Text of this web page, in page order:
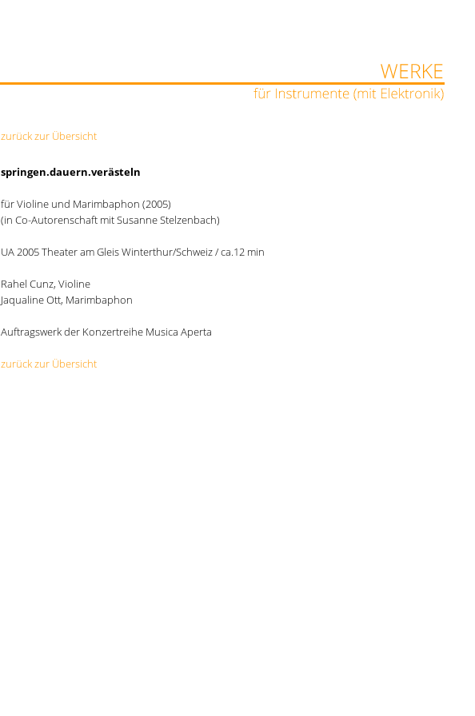
zurück zur Übersicht
springen.dauern.verästeln
für Violine und Marimbaphon (2005)
(in Co-Autorenschaft mit Susanne Stelzenbach)
UA 2005 Theater am Gleis Winterthur/Schweiz / ca.12 min
Rahel Cunz, Violine
Jaqualine Ott, Marimbaphon
Auftragswerk der Konzertreihe Musica Aperta
zurück zur Übersicht